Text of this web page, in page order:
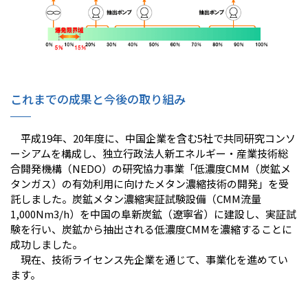
これまでの成果と今後の取り組み
平成19年、20年度に、中国企業を含む5社で共同研究コンソ
ーシアムを構成し、独立行政法人新エネルギー・産業技術総
合開発機構（NEDO）の研究協力事業「低濃度CMM（炭鉱メ
タンガス）の有効利用に向けたメタン濃縮技術の開発」を受
託しました。炭鉱メタン濃縮実証試験設備（CMM流量
1,000Nm3/h）を中国の阜新炭鉱（遼寧省）に建設し、実証試
験を行い、炭鉱から抽出される低濃度CMMを濃縮することに
成功しました。
現在、技術ライセンス先企業を通じて、事業化を進めてい
ます。